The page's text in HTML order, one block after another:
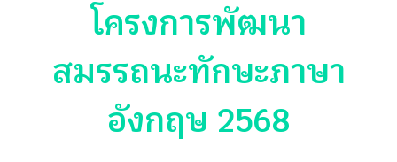
โครงการพัฒนา
สมรรถนะทักษะภาษา
อังกฤษ 2568